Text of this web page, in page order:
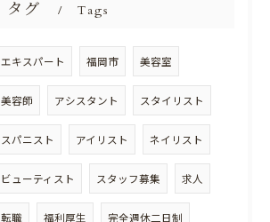
タグ Tags
エキスパート 福岡市 美容室
美容師 アシスタント スタイリスト
スパニスト アイリスト ネイリスト
ビューティスト スタッフ募集 求人
転職 福利厚生 完全週休二日制